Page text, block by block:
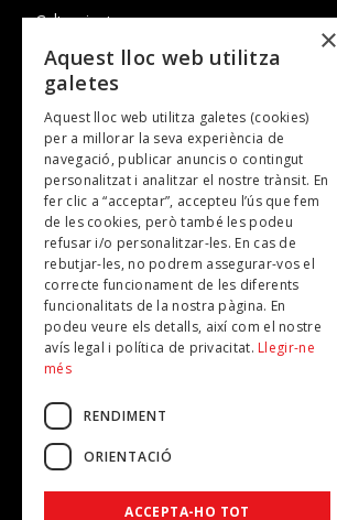
Cultura i art
Entrevistes
Gastronomia
TV
Plans per fer
Revistes
SUBSCRIU-TE A LA NOSTRA NEWSLETTER!
Correu electrònic*
Accepto lapolítica de privacitat
×
Aquest lloc web utilitza
galetes
Aquest lloc web utilitza galetes (cookies)
per a millorar la seva experiència de
navegació, publicar anuncis o contingut
personalitzat i analitzar el nostre trànsit. En
fer clic a “acceptar”, accepteu l’ús que fem
de les cookies, però també les podeu
refusar i/o personalitzar-les. En cas de
rebutjar-les, no podrem assegurar-vos el
correcte funcionament de les diferents
funcionalitats de la nostra pàgina. En
podeu veure els detalls, així com el nostre
avís legal i política de privacitat. Llegir-ne
més
RENDIMENT
ORIENTACIÓ
ACCEPTA-HO TOT